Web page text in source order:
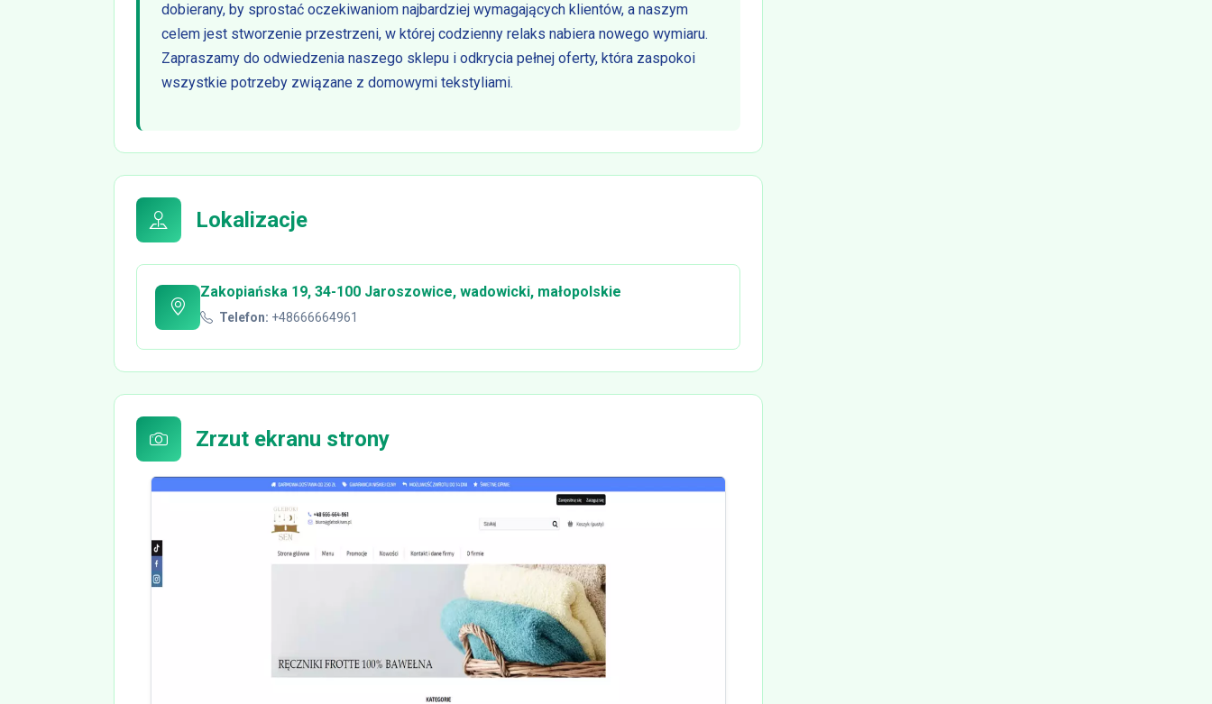
dobierany, by sprostać oczekiwaniom najbardziej wymagających klientów, a naszym
celem jest stworzenie przestrzeni, w której codzienny relaks nabiera nowego wymiaru.
Zapraszamy do odwiedzenia naszego sklepu i odkrycia pełnej oferty, która zaspokoi
wszystkie potrzeby związane z domowymi tekstyliami.
Lokalizacje
Zakopiańska 19, 34-100 Jaroszowice, wadowicki, małopolskie
Telefon: +48666664961
Zrzut ekranu strony